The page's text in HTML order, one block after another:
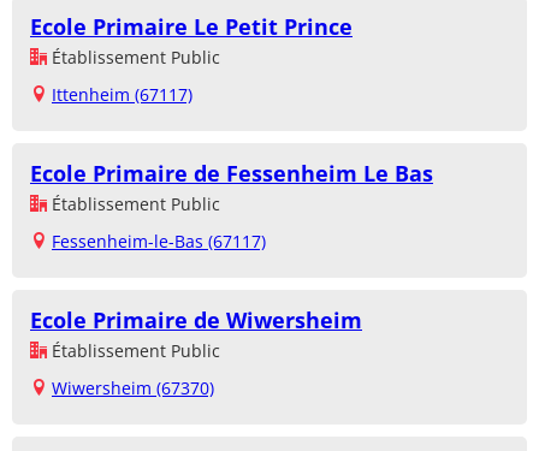
Ecole Primaire Le Petit Prince
Établissement Public
Ittenheim (67117)
Ecole Primaire de Fessenheim Le Bas
Établissement Public
Fessenheim-le-Bas (67117)
Ecole Primaire de Wiwersheim
Établissement Public
Wiwersheim (67370)